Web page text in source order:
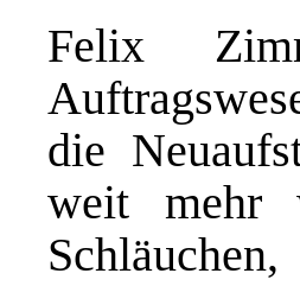
Felix
die
weit mehr